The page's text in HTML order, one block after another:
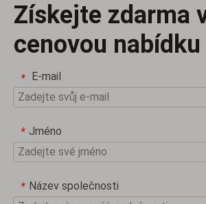
Získejte zdarma
cenovou nabídku
* E-mail
* Jméno
* Název společnosti